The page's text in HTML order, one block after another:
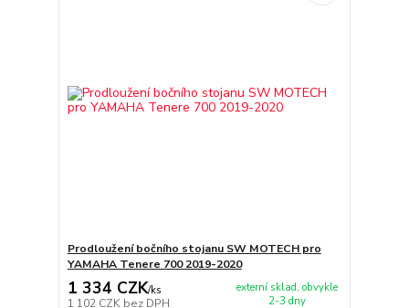
Prodloužení bočního stojanu SW MOTECH pro
YAMAHA Tenere 700 2019-2020
1 334 CZK/ks
1 102 CZK bez DPH
externí sklad, obvykle
2-3 dny